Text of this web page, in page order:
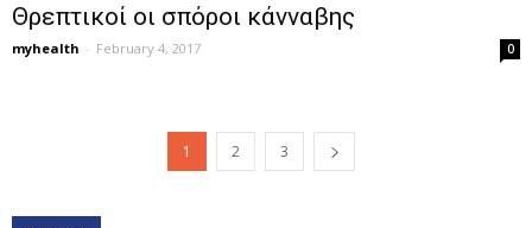
Θρεπτικοί οι σπόροι κάνναβης
myhealth - February 4, 2017 0
1 2 3